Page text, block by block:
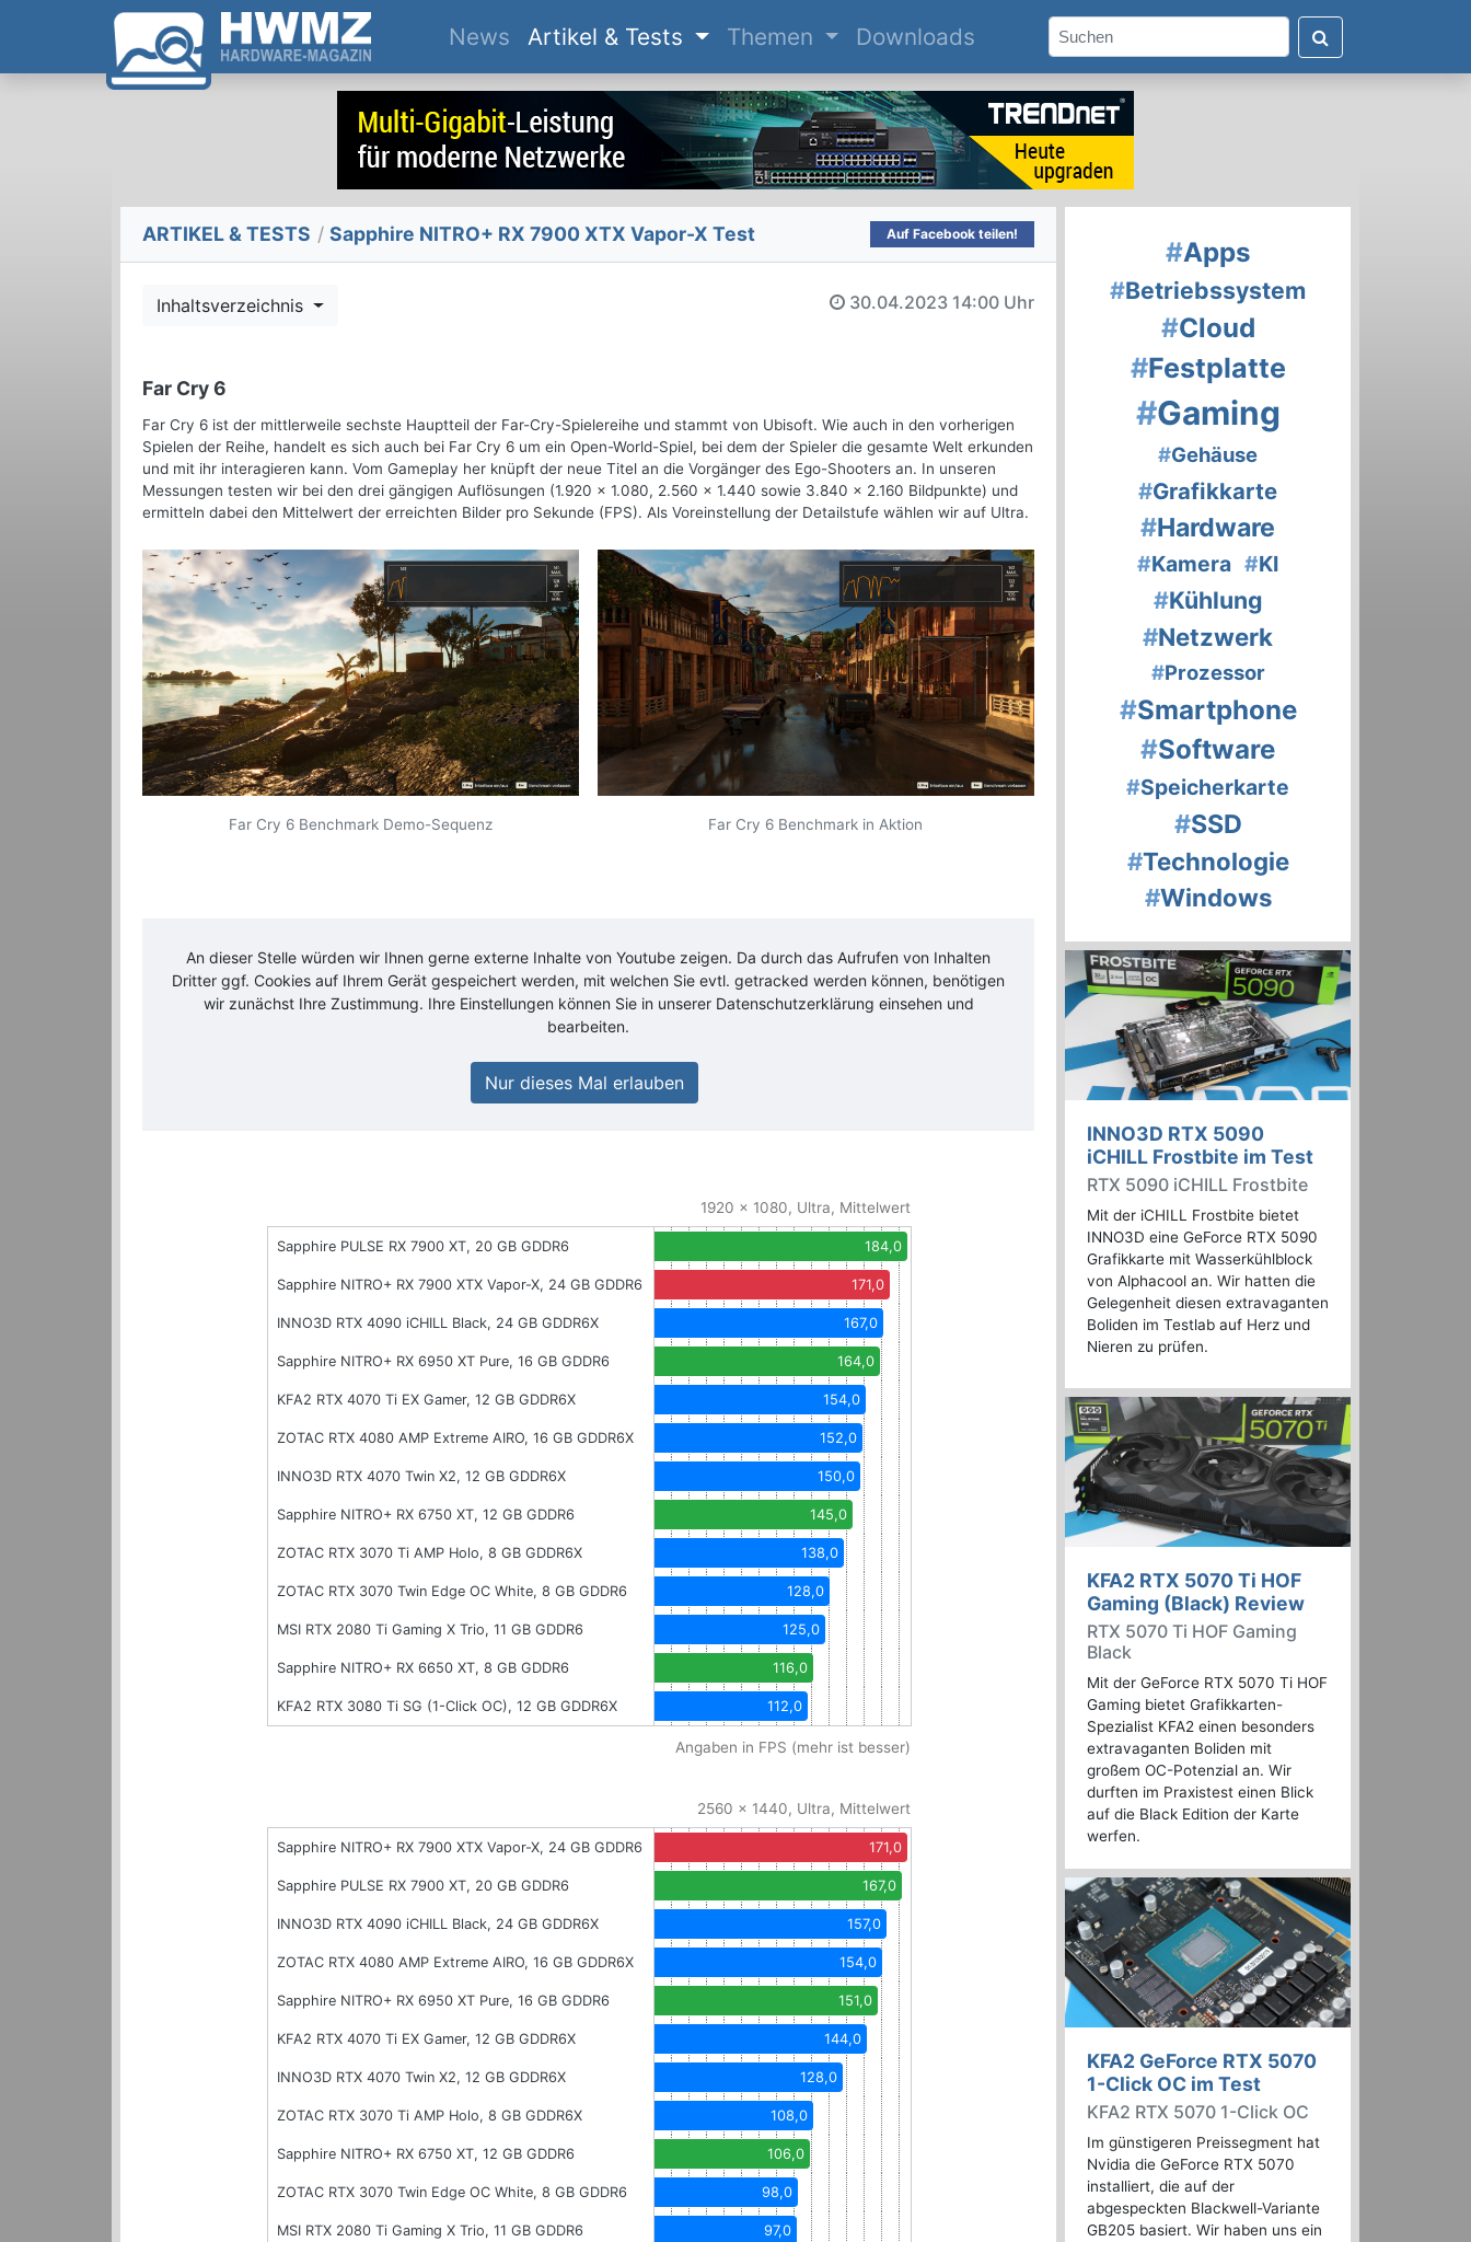
News(current)
Artikel & Tests Themen Downloads
ARTIKEL & TESTS / Sapphire NITRO+ RX 7900 XTX Vapor-X Test Auf Facebook teilen!
Inhaltsverzeichnis 30.04.2023 14:00 Uhr
Far Cry 6
Far Cry 6 ist der mittlerweile sechste Hauptteil der Far-Cry-Spielereihe und stammt von Ubisoft. Wie auch in den vorherigen
Spielen der Reihe, handelt es sich auch bei Far Cry 6 um ein Open-World-Spiel, bei dem der Spieler die gesamte Welt erkunden
und mit ihr interagieren kann. Vom Gameplay her knüpft der neue Titel an die Vorgänger des Ego-Shooters an. In unseren
Messungen testen wir bei den drei gängigen Auflösungen (1.920 x 1.080, 2.560 x 1.440 sowie 3.840 x 2.160 Bildpunkte) und
ermitteln dabei den Mittelwert der erreichten Bilder pro Sekunde (FPS). Als Voreinstellung der Detailstufe wählen wir auf Ultra.
Far Cry 6 Benchmark Demo-Sequenz Far Cry 6 Benchmark in Aktion
An dieser Stelle würden wir Ihnen gerne externe Inhalte von Youtube zeigen. Da durch das Aufrufen von Inhalten
Dritter ggf. Cookies auf Ihrem Gerät gespeichert werden, mit welchen Sie evtl. getracked werden können, benötigen
wir zunächst Ihre Zustimmung. Ihre Einstellungen können Sie in unserer Datenschutzerklärung einsehen und
bearbeiten.
Nur dieses Mal erlauben
1920 x 1080, Ultra, Mittelwert
Sapphire PULSE RX 7900 XT, 20 GB GDDR6 184,0
Sapphire NITRO+ RX 7900 XTX Vapor-X, 24 GB GDDR6 171,0
INNO3D RTX 4090 iCHILL Black, 24 GB GDDR6X 167,0
Sapphire NITRO+ RX 6950 XT Pure, 16 GB GDDR6 164,0
KFA2 RTX 4070 Ti EX Gamer, 12 GB GDDR6X 154,0
ZOTAC RTX 4080 AMP Extreme AIRO, 16 GB GDDR6X 152,0
INNO3D RTX 4070 Twin X2, 12 GB GDDR6X 150,0
Sapphire NITRO+ RX 6750 XT, 12 GB GDDR6 145,0
ZOTAC RTX 3070 Ti AMP Holo, 8 GB GDDR6X 138,0
ZOTAC RTX 3070 Twin Edge OC White, 8 GB GDDR6 128,0
MSI RTX 2080 Ti Gaming X Trio, 11 GB GDDR6 125,0
Sapphire NITRO+ RX 6650 XT, 8 GB GDDR6 116,0
KFA2 RTX 3080 Ti SG (1-Click OC), 12 GB GDDR6X 112,0
Angaben in FPS (mehr ist besser)
2560 x 1440, Ultra, Mittelwert
Sapphire NITRO+ RX 7900 XTX Vapor-X, 24 GB GDDR6 171,0
Sapphire PULSE RX 7900 XT, 20 GB GDDR6 167,0
INNO3D RTX 4090 iCHILL Black, 24 GB GDDR6X 157,0
ZOTAC RTX 4080 AMP Extreme AIRO, 16 GB GDDR6X 154,0
Sapphire NITRO+ RX 6950 XT Pure, 16 GB GDDR6 151,0
KFA2 RTX 4070 Ti EX Gamer, 12 GB GDDR6X 144,0
INNO3D RTX 4070 Twin X2, 12 GB GDDR6X 128,0
ZOTAC RTX 3070 Ti AMP Holo, 8 GB GDDR6X 108,0
Sapphire NITRO+ RX 6750 XT, 12 GB GDDR6 106,0
ZOTAC RTX 3070 Twin Edge OC White, 8 GB GDDR6 98,0
MSI RTX 2080 Ti Gaming X Trio, 11 GB GDDR6 97,0
#Apps
#Betriebssystem
#Cloud
#Festplatte
#Gaming
#Gehäuse
#Grafikkarte
#Hardware
#Kamera #KI
#Kühlung
#Netzwerk
#Prozessor
#Smartphone
#Software
#Speicherkarte
#SSD
#Technologie
#Windows
INNO3D RTX 5090
iCHILL Frostbite im Test
RTX 5090 iCHILL Frostbite
Mit der iCHILL Frostbite bietet
INNO3D eine GeForce RTX 5090
Grafikkarte mit Wasserkühlblock
von Alphacool an. Wir hatten die
Gelegenheit diesen extravaganten
Boliden im Testlab auf Herz und
Nieren zu prüfen.
KFA2 RTX 5070 Ti HOF
Gaming (Black) Review
RTX 5070 Ti HOF Gaming
Black
Mit der GeForce RTX 5070 Ti HOF
Gaming bietet Grafikkarten-
Spezialist KFA2 einen besonders
extravaganten Boliden mit
großem OC-Potenzial an. Wir
durften im Praxistest einen Blick
auf die Black Edition der Karte
werfen.
KFA2 GeForce RTX 5070
1-Click OC im Test
KFA2 RTX 5070 1-Click OC
Im günstigeren Preissegment hat
Nvidia die GeForce RTX 5070
installiert, die auf der
abgespeckten Blackwell-Variante
GB205 basiert. Wir haben uns ein